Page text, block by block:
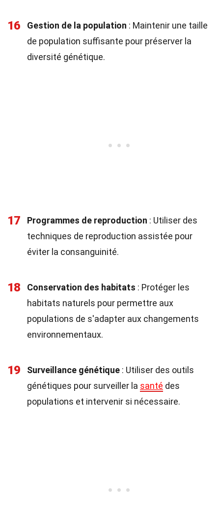
16 Gestion de la population : Maintenir une taille
de population suffisante pour préserver la
diversité génétique.
17 Programmes de reproduction : Utiliser des
techniques de reproduction assistée pour
éviter la consanguinité.
18 Conservation des habitats : Protéger les
habitats naturels pour permettre aux
populations de s'adapter aux changements
environnementaux.
19 Surveillance génétique : Utiliser des outils
génétiques pour surveiller la santé des
populations et intervenir si nécessaire.